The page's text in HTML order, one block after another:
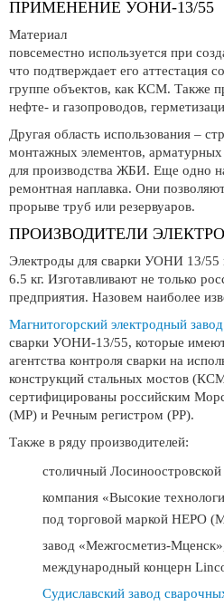
ПРИМЕНЕНИЕ УОНИ-13/55
Материал
повсеместно используется при
что подтверждает его аттестация
группе объектов, как КСМ. Также
нефте- и газопроводов,
Другая область использования –
монтажных элементов,
для производства ЖБИ. Еще одно
ремонтная наплавка. Они
прорыве труб или резервуаров.
ПРОИЗВОДИТЕЛИ
Электроды для сварки УОНИ 13/55
6.5 кг. Изготавливают не только
предприятия. Назовем наиболее
Магнитогорский электродный завод
сварки УОНИ-13/55, которые
агентства контроля сварки на
конструкций стальных мостов
сертифицированы российским
(МР) и Речным регистром (РР).
Также в ряду производителей:
столичный Лосиноостровской
компания «Высокие
под торговой маркой НЕРО
завод «Межгосметиз-
международный концерн
Судиславский завод